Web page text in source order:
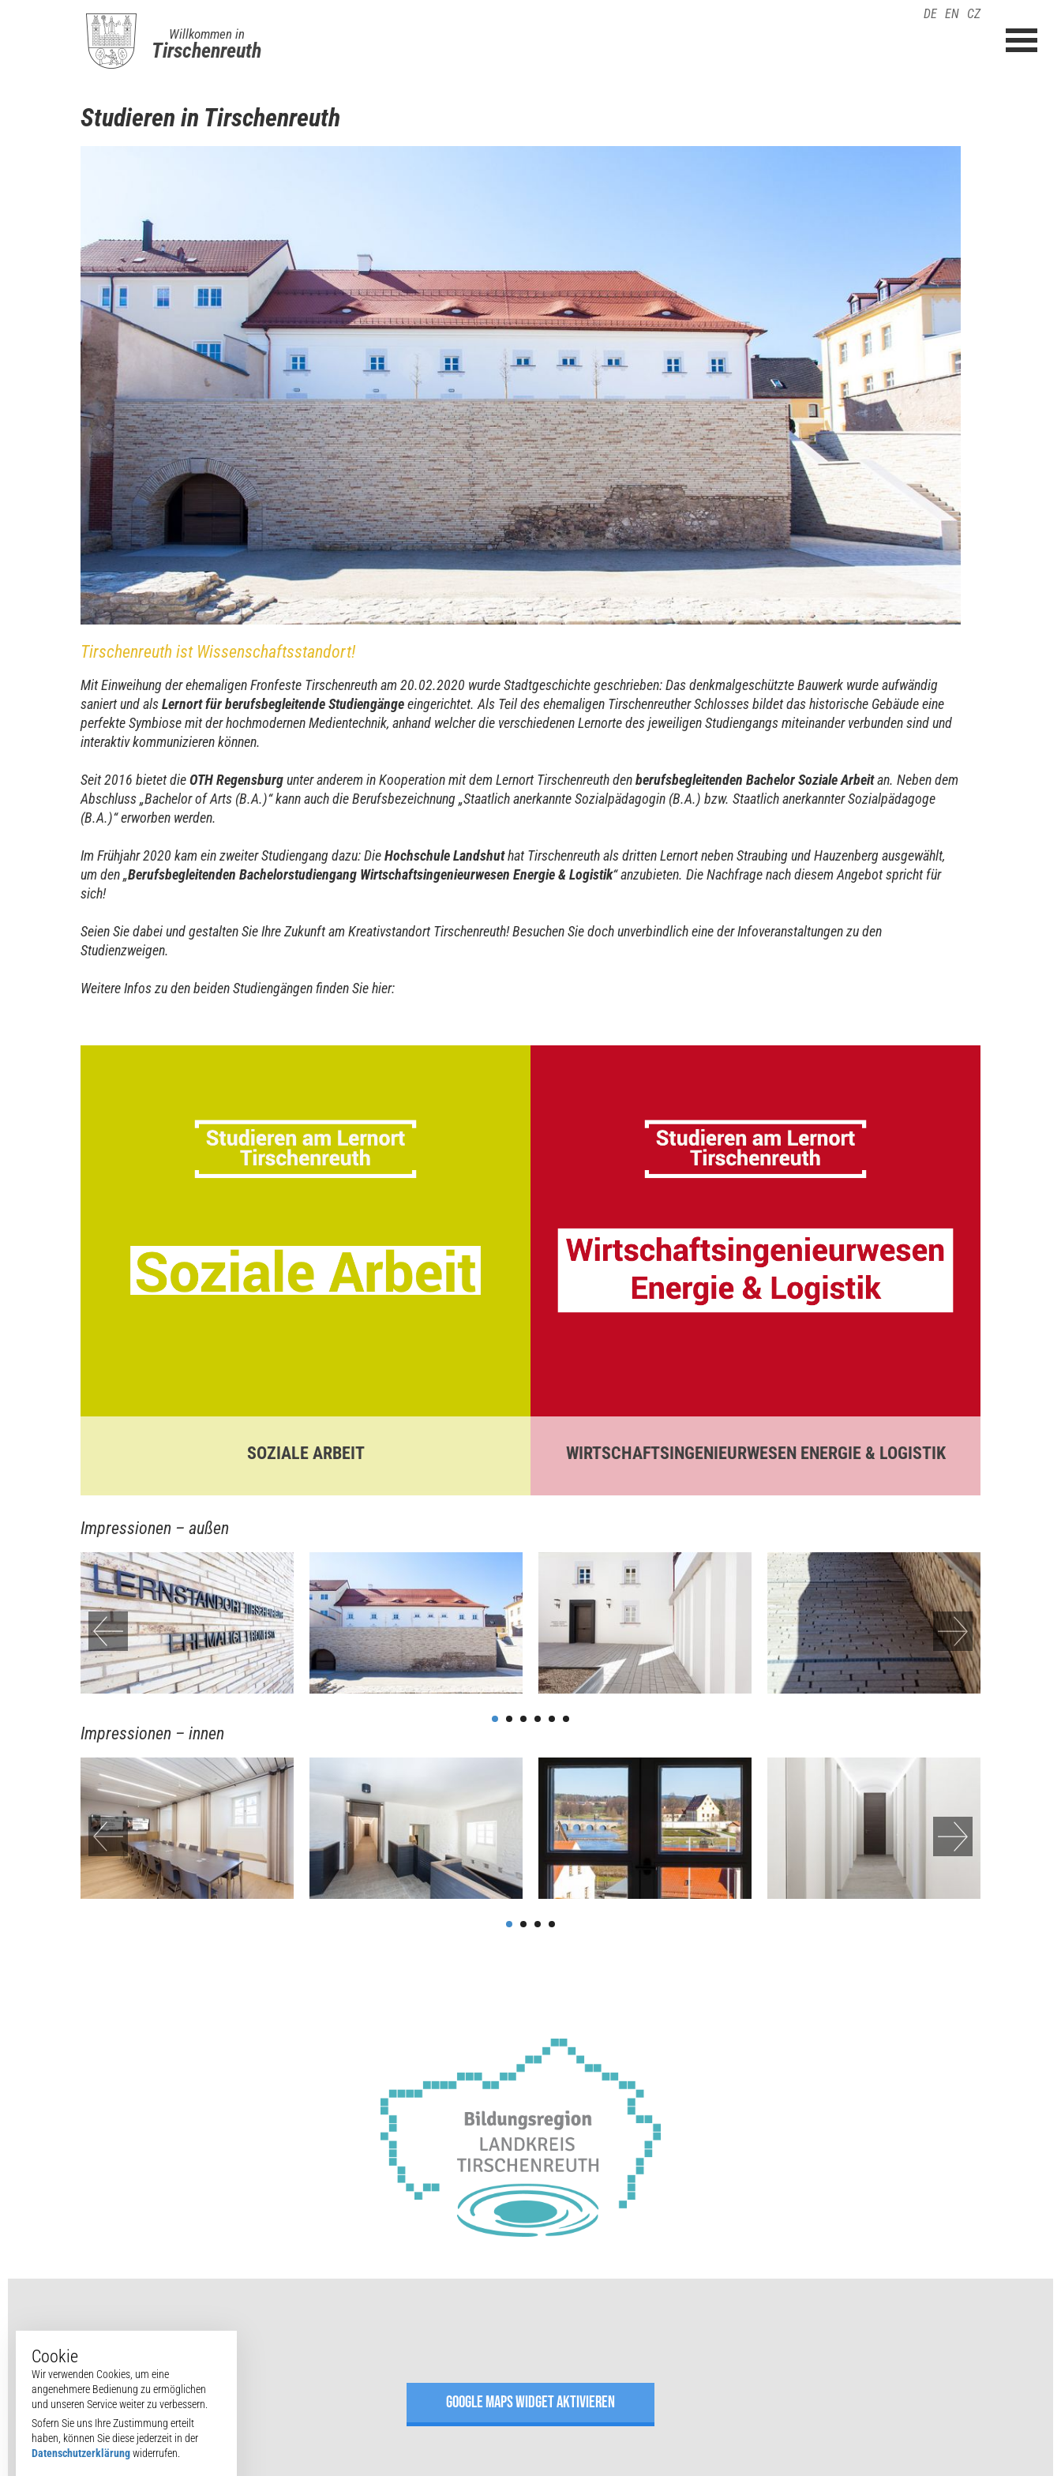
Willkommen in
Tirschenreuth
DE EN CZ
Studieren in Tirschenreuth
Tirschenreuth ist Wissenschaftsstandort!
Mit Einweihung der ehemaligen Fronfeste Tirschenreuth am 20.02.2020 wurde Stadtgeschichte geschrieben: Das denkmalgeschützte Bauwerk wurde aufwändig
saniert und als Lernort für berufsbegleitende Studiengänge eingerichtet. Als Teil des ehemaligen Tirschenreuther Schlosses bildet das historische Gebäude eine
perfekte Symbiose mit der hochmodernen Medientechnik, anhand welcher die verschiedenen Lernorte des jeweiligen Studiengangs miteinander verbunden sind und
interaktiv kommunizieren können.
Seit 2016 bietet die OTH Regensburg unter anderem in Kooperation mit dem Lernort Tirschenreuth den berufsbegleitenden Bachelor Soziale Arbeitan. Neben dem
Abschluss „Bachelor of Arts (B.A.)“ kann auch die Berufsbezeichnung „Staatlich anerkannte Sozialpädagogin (B.A.) bzw. Staatlich anerkannter Sozialpädagoge
(B.A.)“ erworben werden.
Im Frühjahr 2020 kam ein zweiter Studiengang dazu: Die Hochschule Landshuthat Tirschenreuth als dritten Lernort neben Straubing und Hauzenberg ausgewählt,
um den „Berufsbegleitenden Bachelorstudiengang Wirtschaftsingenieurwesen Energie & Logistik“ anzubieten. Die Nachfrage nach diesem Angebot spricht für
sich!
Seien Sie dabei und gestalten Sie Ihre Zukunft am Kreativstandort Tirschenreuth! Besuchen Sie doch unverbindlich eine der Infoveranstaltungen zu den
Studienzweigen.
Weitere Infos zu den beiden Studiengängen finden Sie hier:
SOZIALE ARBEIT WIRTSCHAFTSINGENIEURWESEN ENERGIE & LOGISTIK
Impressionen – außen
Impressionen – innen
GOOGLE MAPS WIDGET AKTIVIEREN
Cookie
Wir verwenden Cookies, um eine
angenehmere Bedienung zu ermöglichen
und unseren Service weiter zu verbessern.
Sofern Sie uns Ihre Zustimmung erteilt
haben, können Sie diese jederzeit in der
Datenschutzerklärungwiderrufen.